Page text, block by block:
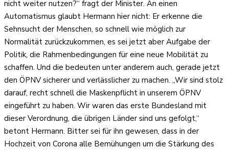
nicht weiter nutzen?“ fragt der Minister. An einen
Automatismus glaubt Hermann hier nicht: Er erkenne die
Sehnsucht der Menschen, so schnell wie möglich zur
Normalität zurückzukommen, es sei jetzt aber Aufgabe der
Politik, die Rahmenbedingungen für eine neue Mobilität zu
schaffen. Und die bedeuten unter anderem auch, gerade jetzt
den ÖPNV sicherer und verlässlicher zu machen. „Wir sind stolz
darauf, recht schnell die Maskenpflicht in unserem ÖPNV
eingeführt zu haben. Wir waren das erste Bundesland mit
dieser Verordnung, die übrigen Länder sind uns gefolgt,“
betont Hermann. Bitter sei für ihn gewesen, dass in der
Hochzeit von Corona alle Bemühungen um die Stärkung des